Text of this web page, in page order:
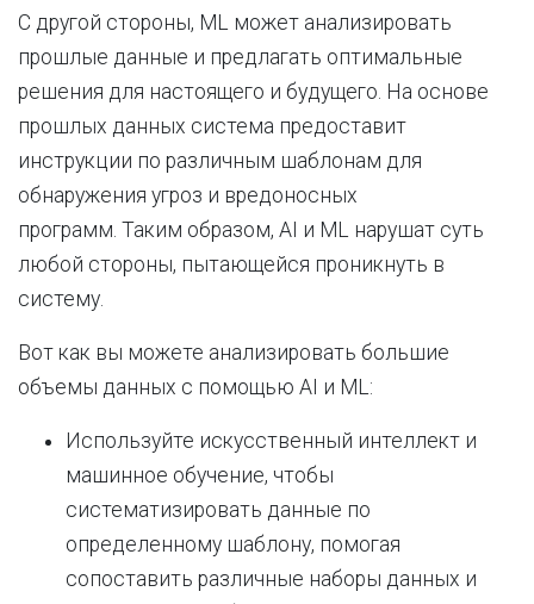
С другой стороны, ML может анализировать
прошлые данные и предлагать оптимальные
решения для настоящего и будущего. На основе
прошлых данных система предоставит
инструкции по различным шаблонам для
обнаружения угроз и вредоносных
программ. Таким образом, AI и ML нарушат суть
любой стороны, пытающейся проникнуть в
систему.
Вот как вы можете анализировать большие
объемы данных с помощью AI и ML:
Используйте искусственный интеллект и
машинное обучение, чтобы
систематизировать данные по
определенному шаблону, помогая
сопоставить различные наборы данных и